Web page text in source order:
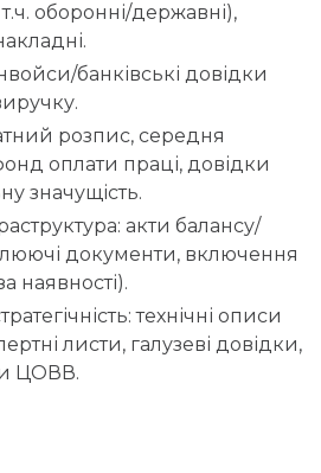
оборонні/державні),
банківські довідки
розпис, середня
оплати праці, довідки
значущість.
акти балансу/
документи, включення
наявності).
технічні описи
листи, галузеві довідки,
ЦОВВ.